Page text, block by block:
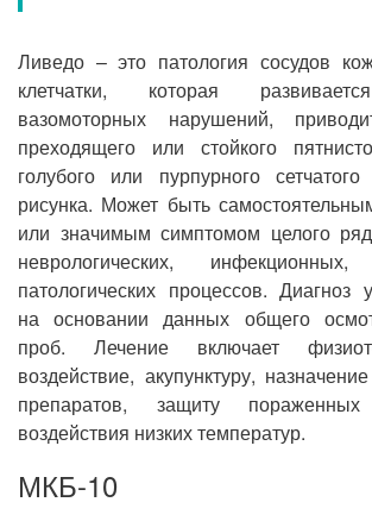
Ливедо – это патология сосудов
клетчатки, которая
вазомоторных нарушений,
преходящего или стойкого
голубого или пурпурного сетчатого
рисунка. Может быть
или значимым симптомом целого
неврологических, инфекционных,
патологических процессов. Диагноз
на основании данных общего
проб. Лечение включает
воздействие, акупунктуру,
препаратов, защиту
воздействия низких температур.
МКБ-10